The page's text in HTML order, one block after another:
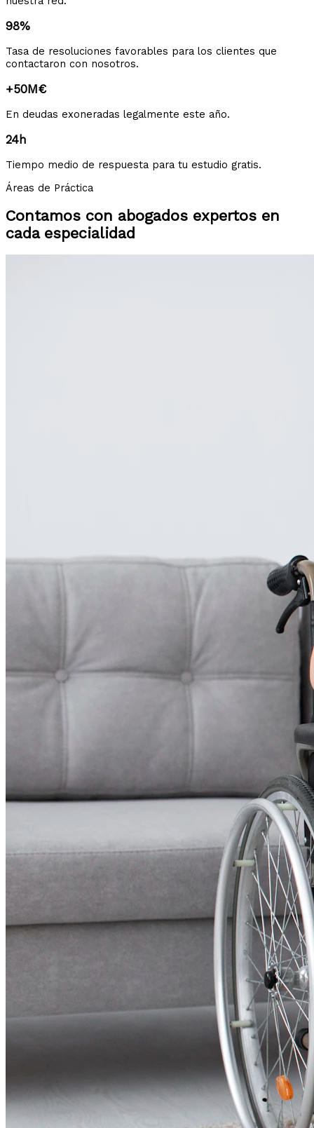
98%
Tasa de resoluciones favorables para los clientes que
contactaron con nosotros.
+50M€
En deudas exoneradas legalmente este año.
24h
Tiempo medio de respuesta para tu estudio gratis.
Áreas de Práctica
Contamos con abogados expertos en
cada especialidad